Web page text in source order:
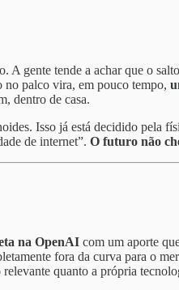
A gente tende a achar que o
no palco vira, em pouco tempo,
dentro de casa.
Isso já está decidido pela
de internet”. O futuro não
na OpenAI com um aporte
fora da curva para o
quanto a própria